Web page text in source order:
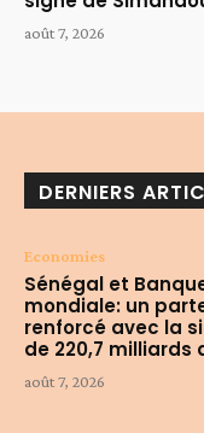
août 7, 2026
DERNIERS
Economies
Sénégal et
mondiale: un
renforcé avec la
de 220,7 milliards
août 7, 2026